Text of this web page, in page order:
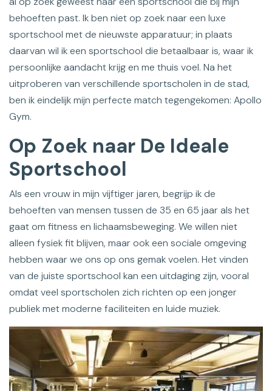
behoeften past. Ik ben niet op zoek naar een luxe
sportschool met de nieuwste apparatuur; in plaats
daarvan wil ik een sportschool die betaalbaar is, waar ik
persoonlijke aandacht krijg en me thuis voel. Na het
uitproberen van verschillende sportscholen in de stad,
ben ik eindelijk mijn perfecte match tegengekomen: Apollo
Gym.
Op Zoek naar De Ideale
Sportschool
Als een vrouw in mijn vijftiger jaren, begrijp ik de
behoeften van mensen tussen de 35 en 65 jaar als het
gaat om fitness en lichaamsbeweging. We willen niet
alleen fysiek fit blijven, maar ook een sociale omgeving
hebben waar we ons op ons gemak voelen. Het vinden
van de juiste sportschool kan een uitdaging zijn, vooral
omdat veel sportscholen zich richten op een jonger
publiek met moderne faciliteiten en luide muziek.